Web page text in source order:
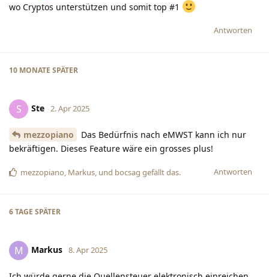
wo Cryptos unterstützen und somit top #1
Antworten
10 MONATE SPÄTER
S Ste 2. Apr 2025
mezzopiano
Das Bedürfnis nach eMWST kann ich nur
bekräftigen. Dieses Feature wäre ein grosses plus!
Antworten
mezzopiano, Markus, und bocsag gefällt das.
6 TAGE SPÄTER
M Markus 8. Apr 2025